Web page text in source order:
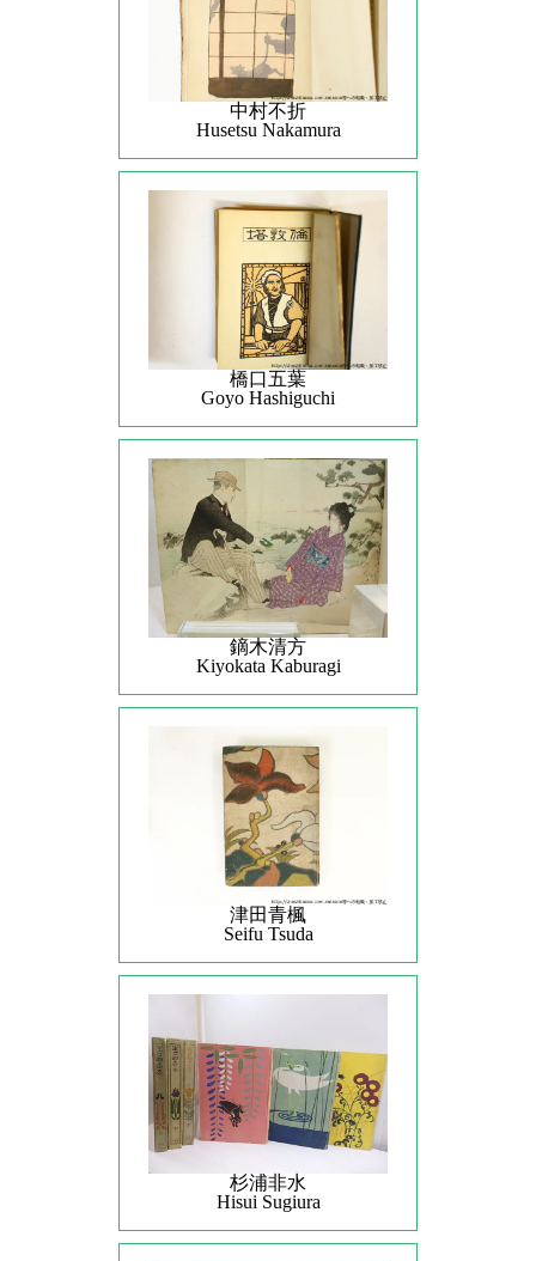
中村不折
Husetsu Nakamura
橋口五葉
Goyo Hashiguchi
鏑木清方
Kiyokata Kaburagi
津田青楓
Seifu Tsuda
杉浦非水
Hisui Sugiura